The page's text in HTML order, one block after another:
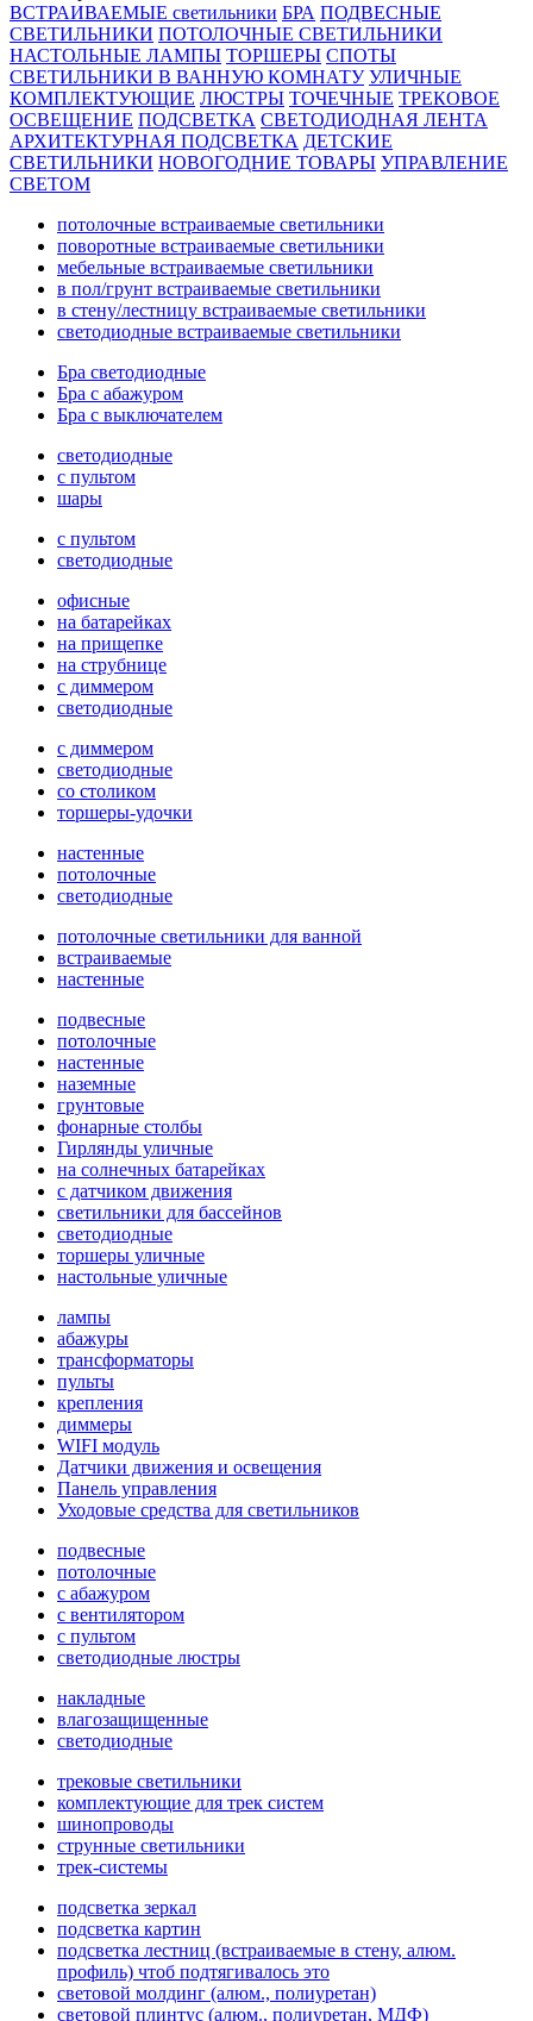
ВСТРАИВАЕМЫЕ светильники БРА ПОДВЕСНЫЕ
СВЕТИЛЬНИКИ ПОТОЛОЧНЫЕ СВЕТИЛЬНИКИ
НАСТОЛЬНЫЕ ЛАМПЫ ТОРШЕРЫ СПОТЫ
СВЕТИЛЬНИКИ В ВАННУЮ КОМНАТУ УЛИЧНЫЕ
КОМПЛЕКТУЮЩИЕ ЛЮСТРЫ ТОЧЕЧНЫЕ ТРЕКОВОЕ
ОСВЕЩЕНИЕ ПОДСВЕТКА СВЕТОДИОДНАЯ ЛЕНТА
АРХИТЕКТУРНАЯ ПОДСВЕТКА ДЕТСКИЕ
СВЕТИЛЬНИКИ НОВОГОДНИЕ ТОВАРЫ УПРАВЛЕНИЕ
СВЕТОМ
потолочные встраиваемые светильники
поворотные встраиваемые светильники
мебельные встраиваемые светильники
в пол/грунт встраиваемые светильники
в стену/лестницу встраиваемые светильники
светодиодные встраиваемые светильники
Бра светодиодные
Бра с абажуром
Бра с выключателем
светодиодные
с пультом
шары
с пультом
светодиодные
офисные
на батарейках
на прищепке
на струбнице
с диммером
светодиодные
с диммером
светодиодные
со столиком
торшеры-удочки
настенные
потолочные
светодиодные
потолочные светильники для ванной
встраиваемые
настенные
подвесные
потолочные
настенные
наземные
грунтовые
фонарные столбы
Гирлянды уличные
на солнечных батарейках
с датчиком движения
светильники для бассейнов
светодиодные
торшеры уличные
настольные уличные
лампы
абажуры
трансформаторы
пульты
крепления
диммеры
WIFI модуль
Датчики движения и освещения
Панель управления
Уходовые средства для светильников
подвесные
потолочные
с абажуром
с вентилятором
с пультом
светодиодные люстры
накладные
влагозащищенные
светодиодные
трековые светильники
комплектующие для трек систем
шинопроводы
струнные светильники
трек-системы
подсветка зеркал
подсветка картин
подсветка лестниц (встраиваемые в стену, алюм.
профиль) чтоб подтягивалось это
световой молдинг (алюм., полиуретан)
световой плинтус (алюм., полиуретан, МДФ)